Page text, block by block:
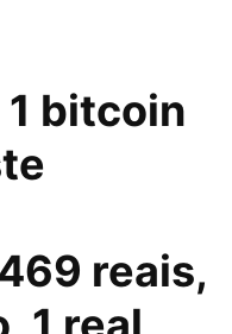
bitcoin
reais,